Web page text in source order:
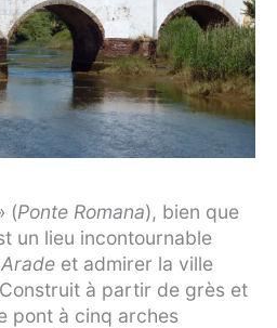
(Ponte Romana), bien que
un lieu incontournable
et admirer la ville
à partir de grès et
pont à cinq arches